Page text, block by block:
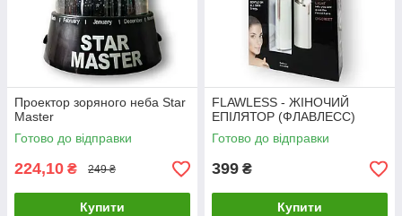
Проектор зоряного неба Star
Master
Готово до відправки
224,10 ₴ 249 ₴
Купити
FLAWLESS - ЖІНОЧИЙ
ЕПІЛЯТОР (ФЛАВЛЕСС)
Готово до відправки
399 ₴
Купити